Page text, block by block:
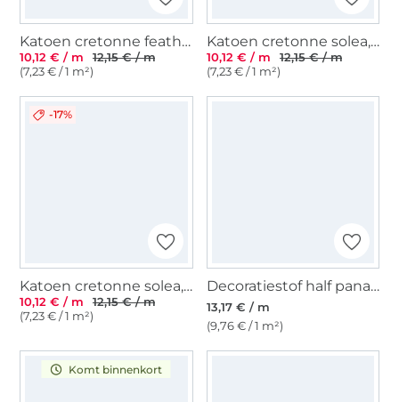
Katoen cretonne feather swirl, oudroze
10,12 € / m
12,15 € / m
(7,23 € / 1 m²)
Katoen cretonne solea, jeansblauw
10,12 € / m
12,15 € / m
(7,23 € / 1 m²)
-17%
Katoen cretonne solea, groen
10,12 € / m
12,15 € / m
(7,23 € / 1 m²)
Decoratiestof half panama Enjoy Parrots, fuchsiaroze
13,17 € / m
(9,76 € / 1 m²)
Komt binnenkort